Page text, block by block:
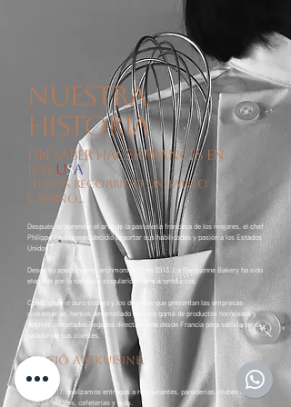
Nuestra
historia
Un saber hacer francés en
los USA
Hemos recorrido un largo
camino...
Después de aprender el arte de la pastelería francesa de los mejores, el chef
Philippe Panissieres decidió exportar sus habilidades y pasión a los Estados
Unidos.
Desde su apertura en Larchmont (NY) en 2013, La Parisienne Bakery ha sido
elogiada por la calidad y singularidad de sus productos.
Conociendo el duro trabajo y los desafíos que presentan las empresas
alimentarias, hemos desarrollado nuestra gama de productos horneados y
postres congelados llegados directamente desde Francia para satisfacer el
paladar de sus clientes.
Nació Artkuisine.
Desde 2017, realizamos entregas a restaurantes, panaderías, clubes de
campo, hoteles, cafeterías y más.